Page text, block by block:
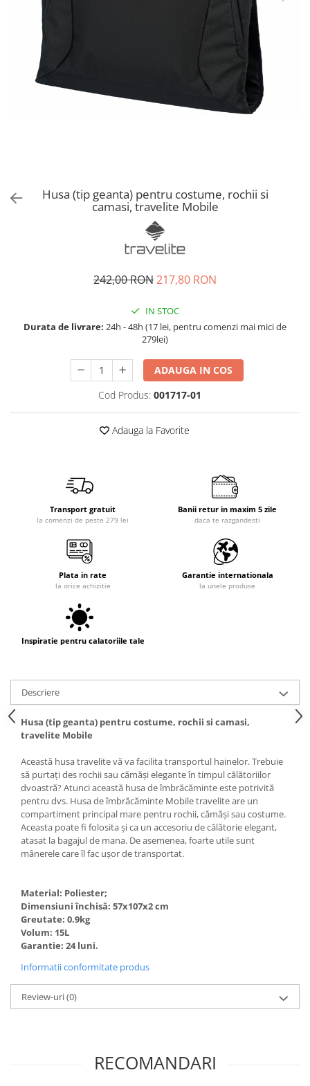
Huse troler
Business Travel
Borsete
Resigilate
Husa (tip geanta) pentru costume, rochii si
camasi, travelite Mobile
242,00 RON217,80 RON
IN STOC
Durata de livrare: 24h - 48h (17 lei, pentru comenzi mai mici de
279lei)
ADAUGA IN COS
Cod Produs: 001717-01
Adauga la Favorite
Transport gratuit
la comenzi de peste 279 lei
Banii retur in maxim 5 zile
daca te razgandesti
Plata in rate
la orice achizitie
Garantie internationala
la unele produse
Inspiratie pentru calatoriile tale
Descriere
Husa (tip geanta) pentru costume, rochii si camasi,
travelite Mobile
Această husa travelite vă va facilita transportul hainelor. Trebuie
să purtați des rochii sau cămăși elegante în timpul călătoriilor
dvoastră? Atunci această husa de îmbrăcăminte este potrivită
pentru dvs. Husa de îmbrăcăminte Mobile travelite are un
compartiment principal mare pentru rochii, cămăși sau costume.
Aceasta poate fi folosita și ca un accesoriu de călătorie elegant,
atasat la bagajul de mana. De asemenea, foarte utile sunt
mânerele care îl fac ușor de transportat.
Material: Poliester;
Dimensiuni închisă: 57x107x2 cm
Greutate: 0.9kg
Volum: 15L
Garantie: 24 luni.
Informatii conformitate produs
Review-uri(0)
RECOMANDARI